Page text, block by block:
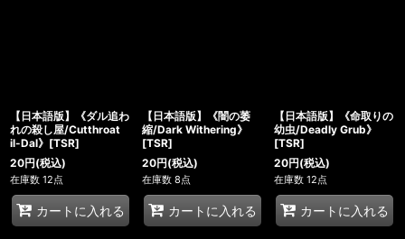
【日本語版】《ダル追わ
れの殺し屋/Cutthroat
il-Dal》[TSR]
20円(税込)
在庫数 12点
カートに入れる
【日本語版】《闇の萎
縮/Dark Withering》
[TSR]
20円(税込)
在庫数 8点
カートに入れる
【日本語版】《命取りの
幼虫/Deadly Grub》
[TSR]
20円(税込)
在庫数 12点
カートに入れる